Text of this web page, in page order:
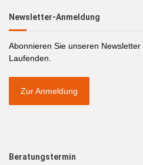
Newsletter-Anmeldung
Abonnieren Sie unseren
Laufenden.
Zur Anmeldung
Beratungstermin